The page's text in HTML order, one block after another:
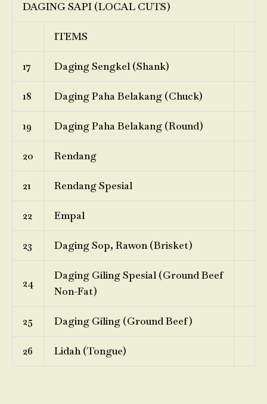
DAGING SAPI (LOCAL CUTS)
ITEMS
17 Daging Sengkel (Shank)
18 Daging Paha Belakang (Chuck)
19 Daging Paha Belakang (Round)
20 Rendang
21 Rendang Spesial
22 Empal
23 Daging Sop, Rawon (Brisket)
24
Daging Giling Spesial (Ground Beef
Non-Fat)
25 Daging Giling (Ground Beef)
26 Lidah (Tongue)